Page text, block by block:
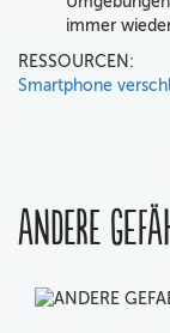
immer
RESSOURCEN:
Smartphone
Andere